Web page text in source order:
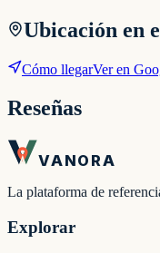
Ubicación en
Cómo llegarVer en
Reseñas
VANORA
La plataforma de
Explorar